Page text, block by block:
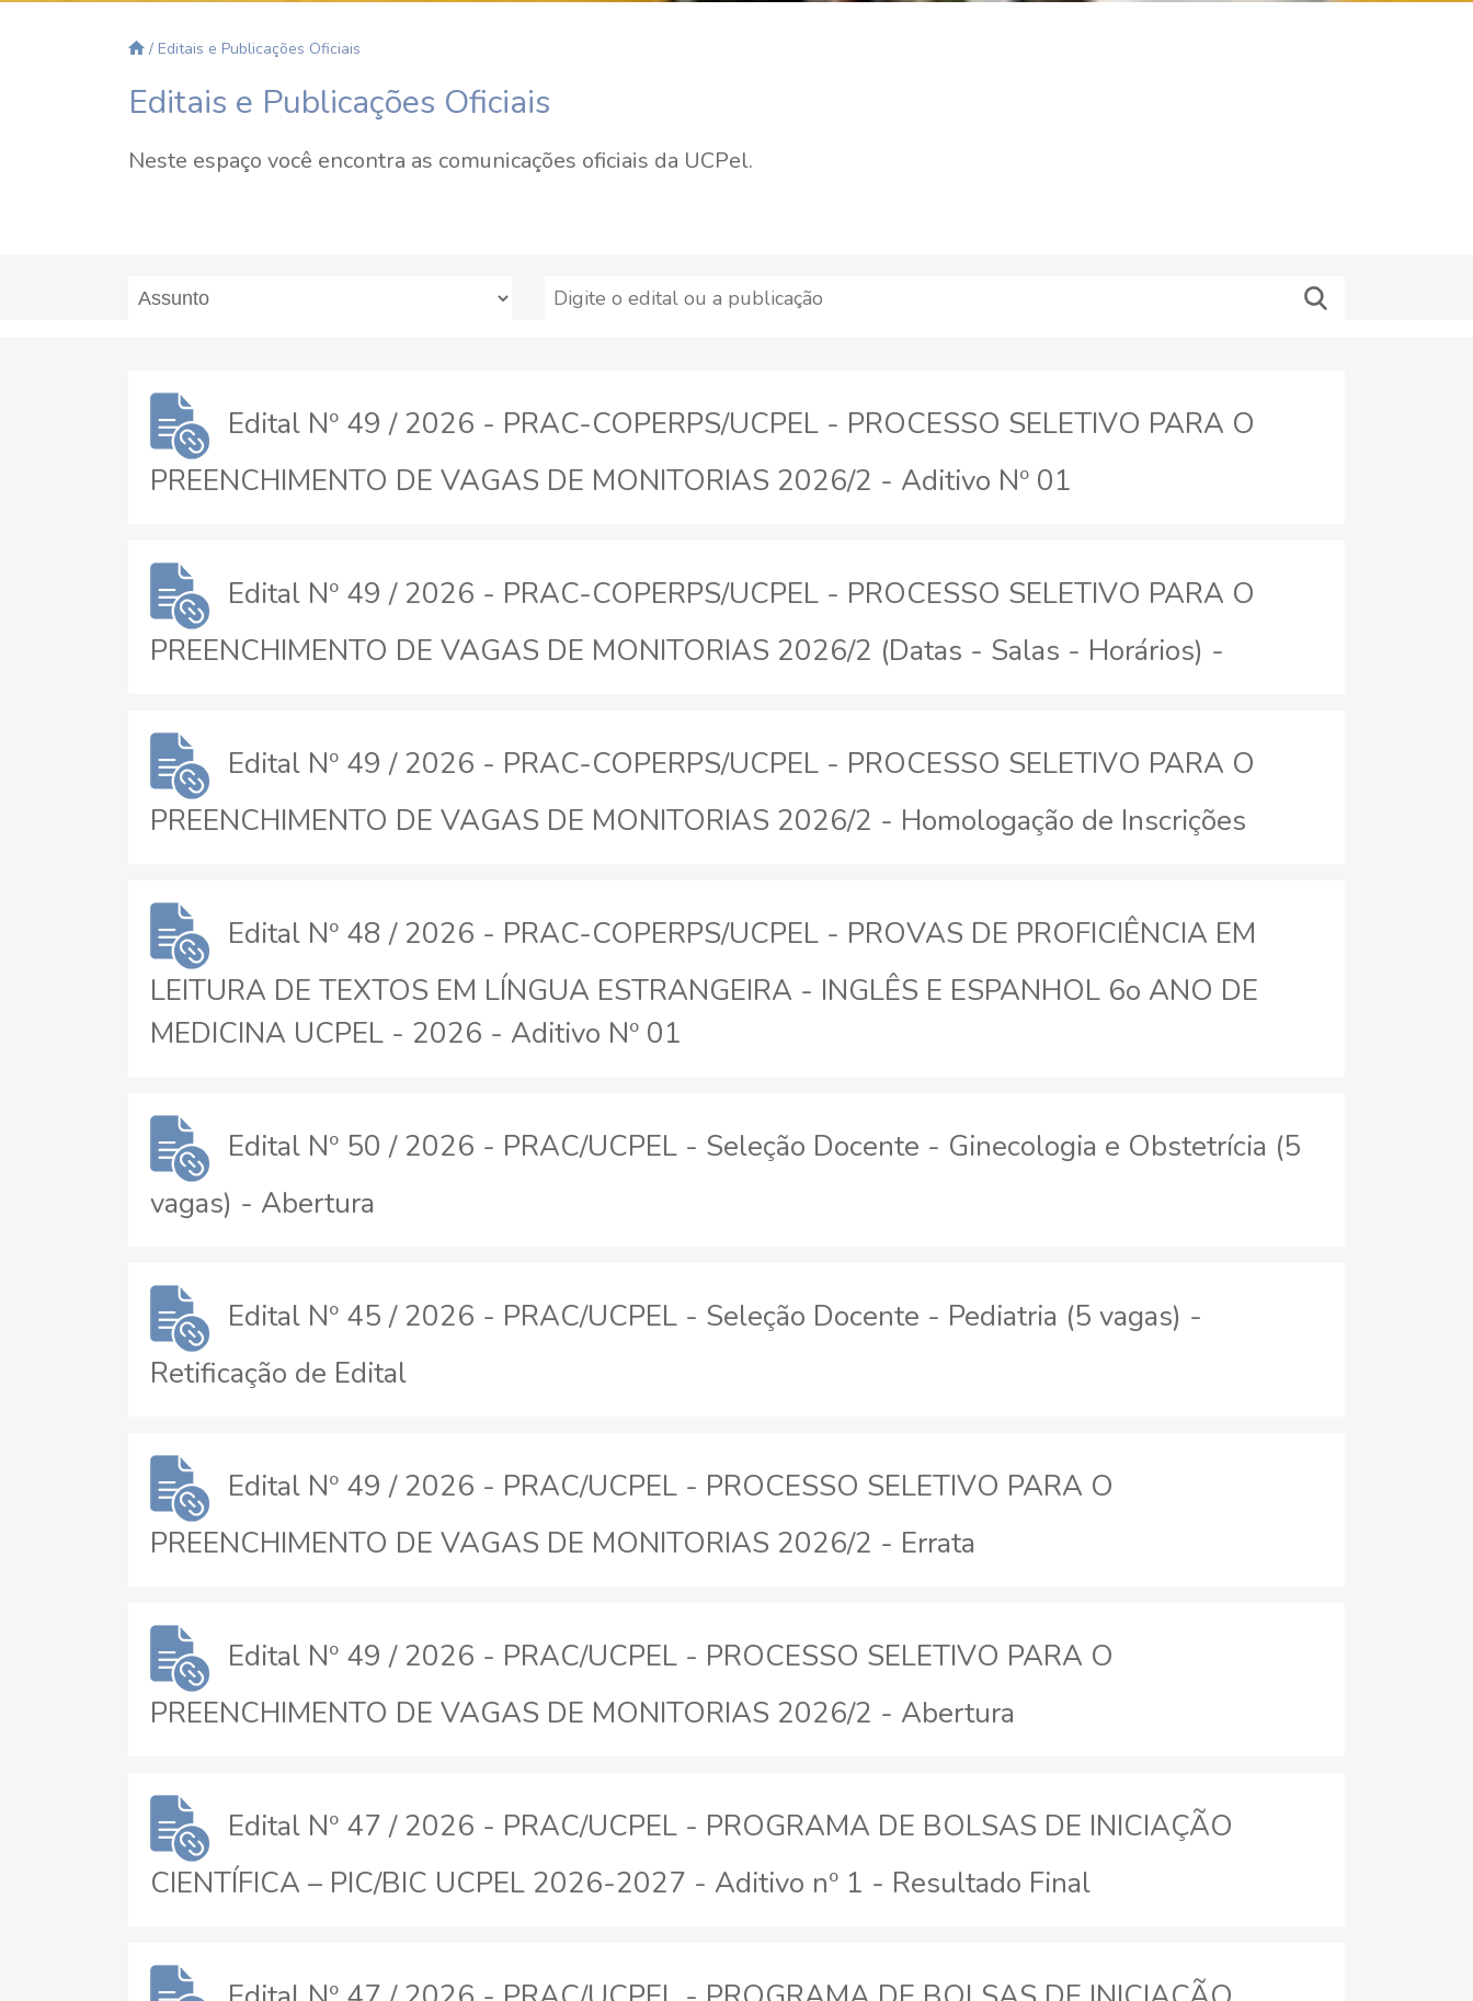
/ Editais e Publicações Oficiais
Editais e Publicações Oficiais
Neste espaço você encontra as comunicações oficiais da UCPel.
Edital Nº 49 / 2026 - PRAC-COPERPS/UCPEL - PROCESSO SELETIVO PARA O
PREENCHIMENTO DE VAGAS DE MONITORIAS 2026/2 - Aditivo Nº 01
Edital Nº 49 / 2026 - PRAC-COPERPS/UCPEL - PROCESSO SELETIVO PARA O
PREENCHIMENTO DE VAGAS DE MONITORIAS 2026/2 (Datas - Salas - Horários) -
Edital Nº 49 / 2026 - PRAC-COPERPS/UCPEL - PROCESSO SELETIVO PARA O
PREENCHIMENTO DE VAGAS DE MONITORIAS 2026/2 - Homologação de Inscrições
Edital Nº 48 / 2026 - PRAC-COPERPS/UCPEL - PROVAS DE PROFICIÊNCIA EM
LEITURA DE TEXTOS EM LÍNGUA ESTRANGEIRA - INGLÊS E ESPANHOL 6o ANO DE
MEDICINA UCPEL - 2026 - Aditivo Nº 01
Edital Nº 50 / 2026 - PRAC/UCPEL - Seleção Docente - Ginecologia e Obstetrícia (5
vagas) - Abertura
Edital Nº 45 / 2026 - PRAC/UCPEL - Seleção Docente - Pediatria (5 vagas) -
Retificação de Edital
Edital Nº 49 / 2026 - PRAC/UCPEL - PROCESSO SELETIVO PARA O
PREENCHIMENTO DE VAGAS DE MONITORIAS 2026/2 - Errata
Edital Nº 49 / 2026 - PRAC/UCPEL - PROCESSO SELETIVO PARA O
PREENCHIMENTO DE VAGAS DE MONITORIAS 2026/2 - Abertura
Edital Nº 47 / 2026 - PRAC/UCPEL - PROGRAMA DE BOLSAS DE INICIAÇÃO
CIENTÍFICA – PIC/BIC UCPEL 2026-2027 - Aditivo nº 1 - Resultado Final